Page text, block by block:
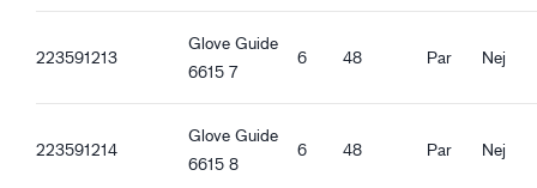
Kontaktvärmeskydd nivå 1 (100°C, EN 407)
Kvalitetsegenskaper
DMF-fri
223591213
Glove Guide
6615 7
6 48 Par Nej
223591214
Glove Guide
6615 8
6 48 Par Nej